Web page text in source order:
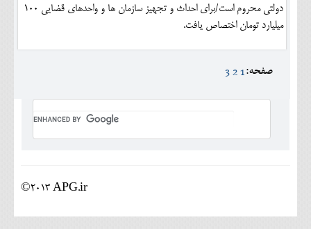
دولتی محروم است/برای احداث و تجهیز سازمان ها و واحدهای قضایی 100
میلیارد تومان اختصاص یافت.
صفحه:1
2
3
©2013 APG.ir